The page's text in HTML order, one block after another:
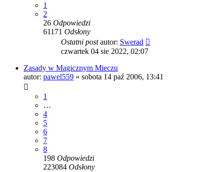
1
2
26 Odpowiedzi
61171 Odsłony
Ostatni postautor: Swerad
czwartek 04 sie 2022, 02:07
Zasady w Magicznym Mieczu
autor: pawel559 » sobota 14 paź 2006, 13:41
1
…
4
5
6
7
8
198 Odpowiedzi
223084 Odsłony